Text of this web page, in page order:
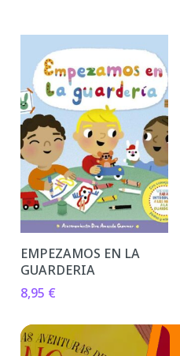
EMPEZAMOS EN LA
GUARDERIA
8,95 €